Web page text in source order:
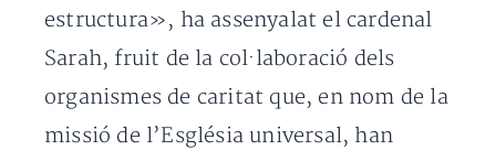
estructura», ha assenyalat el cardenal
Sarah, fruit de la col·laboració dels
organismes de caritat que, en nom de la
missió de l’Església universal, han